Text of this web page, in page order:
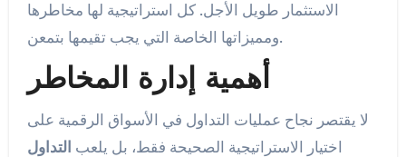
الاستثمار طويل الأجل. كل استراتيجية لها مخاطرها
ومميزاتها الخاصة التي يجب تقيمها بتمعن.
أهمية إدارة المخاطر
لا يقتصر نجاح عمليات التداول في الأسواق الرقمية على
اختيار الاستراتيجية الصحيحة فقط، بل يلعب التداول